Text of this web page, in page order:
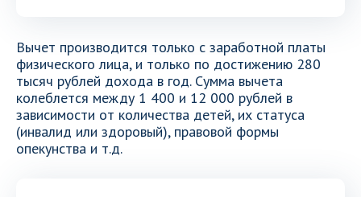
Вычет производится только с заработной платы
физического лица, и только по достижению 280
тысяч рублей дохода в год. Сумма вычета
колеблется между 1 400 и 12 000 рублей в
зависимости от количества детей, их статуса
(инвалид или здоровый), правовой формы
опекунства и т.д.